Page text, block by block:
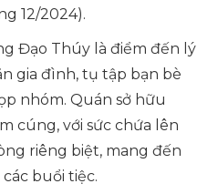
12/2024).
Đạo Thúy là điểm đến lý
gia đình, tụ tập bạn bè
nhóm. Quán sở hữu
cúng, với sức chứa lên
riêng biệt, mang đến
buổi tiệc.